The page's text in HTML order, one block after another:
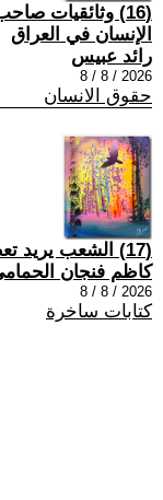
(16) وثائقيات
الإنسان في العراق
رائد عبيس
2026 / 8 / 8
حقوق الانسان
(17) الشعب يريد تعطيل القطار
كاظم فنجان
2026 / 8 / 8
كتابات ساخرة